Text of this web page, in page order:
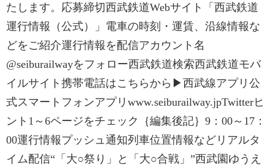
たします。応募締切西武鉄道Webサイト「西武鉄道
運行情報（公式）」電車の時刻・運賃、沿線情報な
どをご紹介運行情報を配信アカウント名
@seiburailwayをフォロー西武鉄道検索西武鉄道モバ
イルサイト携帯電話はこちらから▶西武線アプリ公
式スマートフォンアプリwww.seiburailway.jpTwitterヒ
ント1～6ページをチェック｛編集後記｝9：00～17：
00運行情報プッシュ通知列車位置情報などリアルタ
イム配信“「大○祭り」と「大○合戦」”西武園ゆうえ